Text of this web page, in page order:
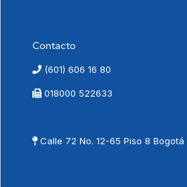
Contacto
(601) 606 16 80
018000 522633
Calle 72 No. 12-65 Piso 8 Bogotá